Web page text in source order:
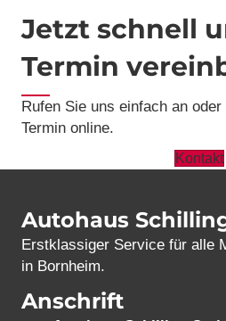
Jetzt schnell
Termin
Rufen Sie uns einfach an
Termin online.
Kontakt
Autohaus
Erstklassiger Service für alle
in Bornheim.
Anschrift